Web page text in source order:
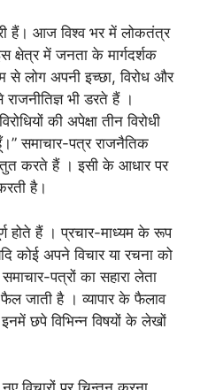
हैं। आज विश्व भर में लोकतंत्र
क्षेत्र में जनता के मार्गदर्शक
से लोग अपनी इच्छा, विरोध और
भी डरते हैं ।
की अपेक्षा तीन विरोधी
समाचार-पत्र राजनैतिक
करते हैं । इसी के आधार पर
है।
होते हैं । प्रचार-माध्यम के रूप
कोई अपने विचार या रचना को
पत्रों का सहारा लेता
जाती है । व्यापार के फैलाव
छपे विभिन्न विषयों के लेखों